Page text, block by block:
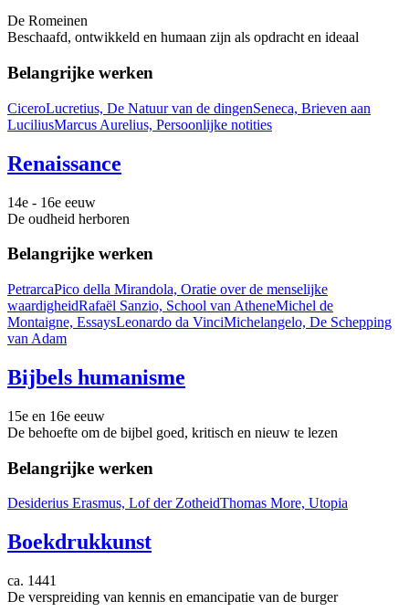
De Romeinen
Beschaafd, ontwikkeld en humaan zijn als opdracht en ideaal
Belangrijke werken
CiceroLucretius, De Natuur van de dingenSeneca, Brieven aan
LuciliusMarcus Aurelius, Persoonlijke notities
Renaissance
14e - 16e eeuw
De oudheid herboren
Belangrijke werken
PetrarcaPico della Mirandola, Oratie over de menselijke
waardigheidRafaël Sanzio, School van AtheneMichel de
Montaigne, EssaysLeonardo da VinciMichelangelo, De Schepping
van Adam
Bijbels humanisme
15e en 16e eeuw
De behoefte om de bijbel goed, kritisch en nieuw te lezen
Belangrijke werken
Desiderius Erasmus, Lof der ZotheidThomas More, Utopia
Boekdrukkunst
ca. 1441
De verspreiding van kennis en emancipatie van de burger